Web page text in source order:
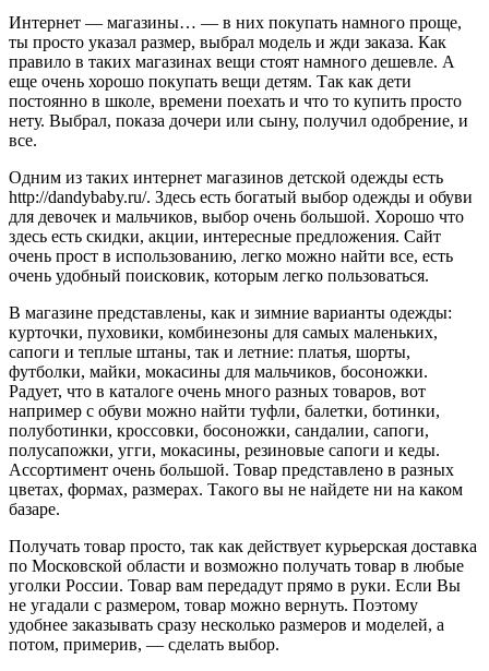
Интернет — магазины… — в них покупать намного проще,
ты просто указал размер, выбрал модель и жди заказа. Как
правило в таких магазинах вещи стоят намного дешевле. А
еще очень хорошо покупать вещи детям. Так как дети
постоянно в школе, времени поехать и что то купить просто
нету. Выбрал, показа дочери или сыну, получил одобрение, и
все.
Одним из таких интернет магазинов детской одежды есть
http://dandybaby.ru/. Здесь есть богатый выбор одежды и обуви
для девочек и мальчиков, выбор очень большой. Хорошо что
здесь есть скидки, акции, интересные предложения. Сайт
очень прост в использованию, легко можно найти все, есть
очень удобный поисковик, которым легко пользоваться.
В магазине представлены, как и зимние варианты одежды:
курточки, пуховики, комбинезоны для самых маленьких,
сапоги и теплые штаны, так и летние: платья, шорты,
футболки, майки, мокасины для мальчиков, босоножки.
Радует, что в каталоге очень много разных товаров, вот
например с обуви можно найти туфли, балетки, ботинки,
полуботинки, кроссовки, босоножки, сандалии, сапоги,
полусапожки, угги, мокасины, резиновые сапоги и кеды.
Ассортимент очень большой. Товар представлено в разных
цветах, формах, размерах. Такого вы не найдете ни на каком
базаре.
Получать товар просто, так как действует курьерская доставка
по Московской области и возможно получать товар в любые
уголки России. Товар вам передадут прямо в руки. Если Вы
не угадали с размером, товар можно вернуть. Поэтому
удобнее заказывать сразу несколько размеров и моделей, а
потом, примерив, — сделать выбор.